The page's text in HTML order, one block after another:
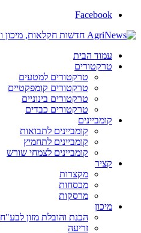
Facebook
עמוד הבית
טרקטורים
טרקטורים למטעים
טרקטורים קומפקטיים
טרקטורים בינוניים
טרקטורים כבדים
קומביינים
קומביינים לתבואות
קומביינים לתחמיץ
קומביינים לצמחי שורש
קציר
מקצרות
מכסחות
מרסקות
מיכון
הכנת והובלת מזון לבע"ח
זריעה